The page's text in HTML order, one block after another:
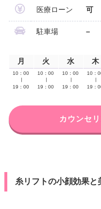
医療ローン 可
駐車場 –
月 火 水 木
10：00
19：00
10：00
19：00
10：00
19：00
10：
19：
カウンセ
糸リフトの小顔効果と